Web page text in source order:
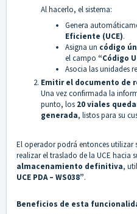
Al hacerlo, el sistema:
Genera
Eficiente (UCE).
Asigna un código
el campo “Código
Asocia las unidades
Emitir el documento de
Una vez confirmada la
punto, los 20 viales
generada, listos para su
El operador podrá entonces utilizar
realizar el traslado de la UCE hacia
almacenamiento definitiva,
UCE PDA – WS038”.
Beneficios de esta